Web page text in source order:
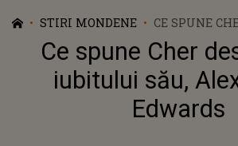
STIRI MONDENE
CE SPUNE
IUBITULUI
EDWARDS
Ce spune Cher
iubitului său,
Edwards